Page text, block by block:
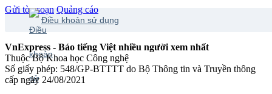
Gửi tòa soạn Quảng cáo
Điều khoản sử dụng
VnExpress - Báo tiếng Việt nhiều người xem nhất
Thuộc Bộ Khoa học Công nghệ
Số giấy phép: 548/GP-BTTTT do Bộ Thông tin và Truyền thông
cấp ngày 24/08/2021